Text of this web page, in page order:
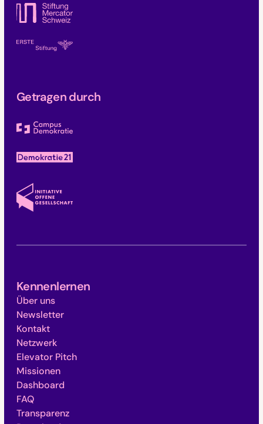
Getragen durch
Kennenlernen
Über uns
Newsletter
Kontakt
Netzwerk
Elevator Pitch
Missionen
Dashboard
FAQ
Transparenz